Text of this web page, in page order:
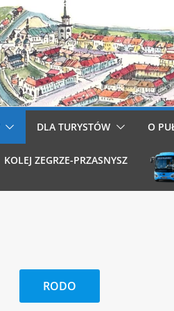
DLA TURYSTÓW O
KOLEJ ZEGRZE-PRZASNYSZ
RODO